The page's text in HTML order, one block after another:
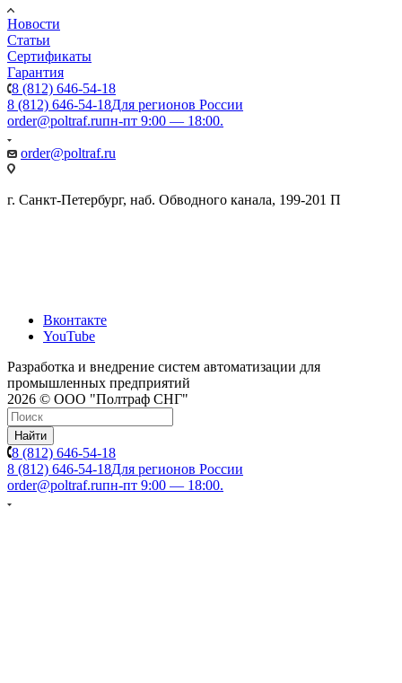
Новости
Статьи
Сертификаты
Гарантия
8 (812) 646-54-18
8 (812) 646-54-18Для регионов России
order@poltraf.ruпн-пт 9:00 — 18:00.
order@poltraf.ru
г. Санкт-Петербург, наб. Обводного канала, 199-201 П
Вконтакте
YouTube
Разработка и внедрение систем автоматизации для
промышленных предприятий
2026 © ООО "Полтраф СНГ"
Найти
8 (812) 646-54-18
8 (812) 646-54-18Для регионов России
order@poltraf.ruпн-пт 9:00 — 18:00.